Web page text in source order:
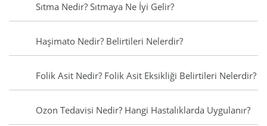
Sıtma Nedir? Sıtmaya Ne İyi Gelir?
Haşimato Nedir? Belirtileri Nelerdir?
Folik Asit Nedir? Folik Asit Eksikliği Belirtileri Nelerdir?
Ozon Tedavisi Nedir? Hangi Hastalıklarda Uygulanır?